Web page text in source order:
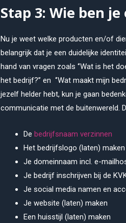
Stap 3: Wie ben
Nu je weet welke producten en/of
belangrijk dat je een duidelijke
hand van vragen zoals ‘’Wat is het
het bedrijf?’’ en ‘’Wat maakt mijn
jezelf helder hebt, kun je gaan
communicatie met de buitenwereld.
Debedrijfsnaam verzinnen
Het bedrijfslogo (laten) maken
Je domeinnaam incl. e-
Je bedrijf inschrijven bij de
Je social media namen en
Je website (laten) maken
Een huisstijl (laten) maken